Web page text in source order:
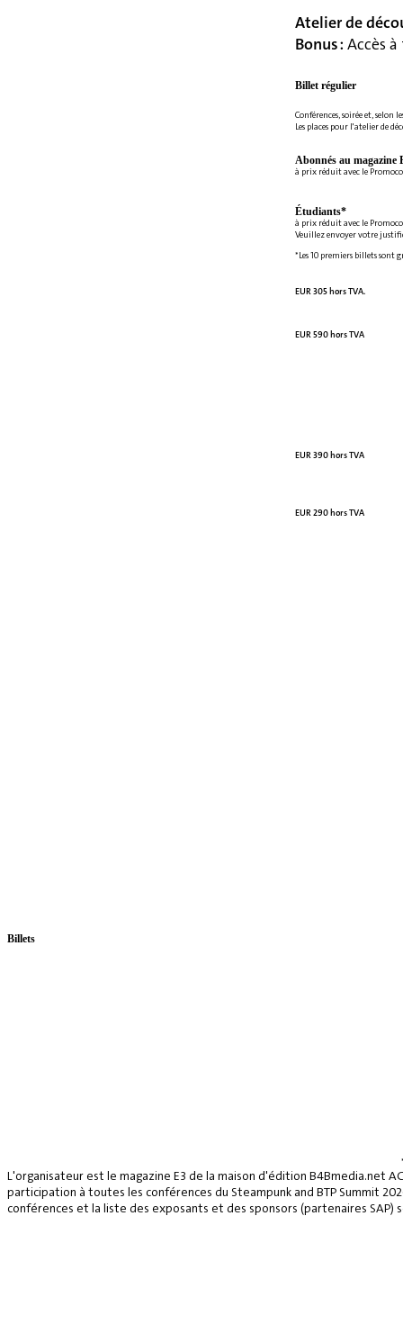
Atelier de
Bonus : Accès
Billet régulier
Conférences, soirée et,
Les places pour l'atelier de
Abonnés au magazine
à prix réduit avec le
Étudiants*
à prix réduit avec le
Veuillez envoyer votre
*Les 10 premiers billets sont
EUR 305 hors TVA.
EUR 590 hors TVA
EUR 390 hors TVA
EUR 290 hors TVA
Billets
L'organisateur est le magazine E3 de la maison d'édition B4Bmedia.net
participation à toutes les conférences du Steampunk and BTP Summit
conférences et la liste des exposants et des sponsors (partenaires